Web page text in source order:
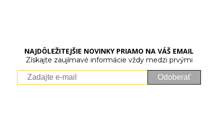
NAJDÔLEŽITEJŠIE NOVINKY PRIAMO NA VÁŠ EMAIL
Získajte zaujímavé informácie vždy medzi prvými
Odoberať